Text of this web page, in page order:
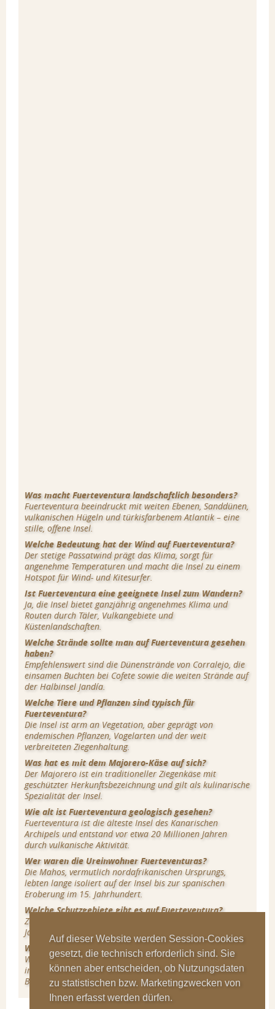
Auf dieser Website werden Session-Cookies
gesetzt, die technisch erforderlich sind. Sie
können aber entscheiden, ob Nutzungsdaten
zu statistischen bzw. Marketingzwecken von
Ihnen erfasst werden dürfen.
Was macht Fuerteventura landschaftlich besonders?
Fuerteventura beeindruckt mit weiten Ebenen, Sanddünen,
vulkanischen Hügeln und türkisfarbenem Atlantik – eine
stille, offene Insel.
Welche Bedeutung hat der Wind auf Fuerteventura?
Der stetige Passatwind prägt das Klima, sorgt für
angenehme Temperaturen und macht die Insel zu einem
Hotspot für Wind- und Kitesurfer.
Ist Fuerteventura eine geeignete Insel zum Wandern?
Ja, die Insel bietet ganzjährig angenehmes Klima und
Routen durch Täler, Vulkangebiete und
Küstenlandschaften.
Welche Strände sollte man auf Fuerteventura gesehen
haben?
Empfehlenswert sind die Dünenstrände von Corralejo, die
einsamen Buchten bei Cofete sowie die weiten Strände auf
der Halbinsel Jandía.
Welche Tiere und Pflanzen sind typisch für
Fuerteventura?
Die Insel ist arm an Vegetation, aber geprägt von
endemischen Pflanzen, Vogelarten und der weit
verbreiteten Ziegenhaltung.
Was hat es mit dem Majorero-Käse auf sich?
Der Majorero ist ein traditioneller Ziegenkäse mit
geschützter Herkunftsbezeichnung und gilt als kulinarische
Spezialität der Insel.
Wie alt ist Fuerteventura geologisch gesehen?
Fuerteventura ist die älteste Insel des Kanarischen
Archipels und entstand vor etwa 20 Millionen Jahren
durch vulkanische Aktivität.
Wer waren die Ureinwohner Fuerteventuras?
Die Mahos, vermutlich nordafrikanischen Ursprungs,
lebten lange isoliert auf der Insel bis zur spanischen
Eroberung im 15. Jahrhundert.
Welche Schutzgebiete gibt es auf Fuerteventura?
Zu den wichtigsten Schutzgebieten zählen der Naturpark
Jandía und die Dünenlandschaft von Corralejo im Norden.
Warum gilt Fuerteventura als Biosphärenreservat?
Wegen ihrer einzigartigen Ökosysteme und Bemühungen
im Naturschutz wurde Fuerteventura von der UNESCO als
Biosphärenreservat anerkannt.